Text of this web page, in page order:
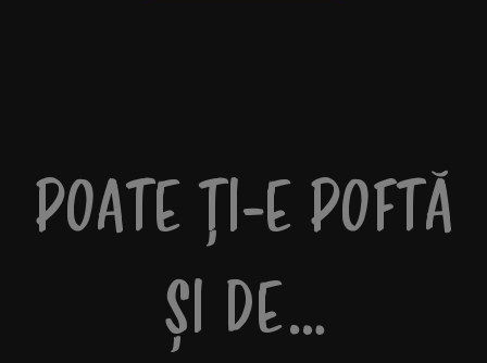
POATE ȚI-E POFTĂ
ȘI DE…